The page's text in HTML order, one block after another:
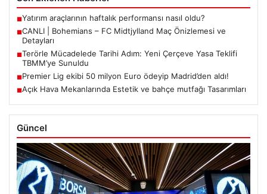
■Yatırım araçlarının haftalık performansı nasıl oldu?
■CANLI | Bohemians – FC Midtjylland Maç Önizlemesi ve
Detayları
■Terörle Mücadelede Tarihi Adım: Yeni Çerçeve Yasa Teklifi
TBMM’ye Sunuldu
■Premier Lig ekibi 50 milyon Euro ödeyip Madrid’den aldı!
■Açık Hava Mekanlarında Estetik ve bahçe mutfağı Tasarımları
Güncel